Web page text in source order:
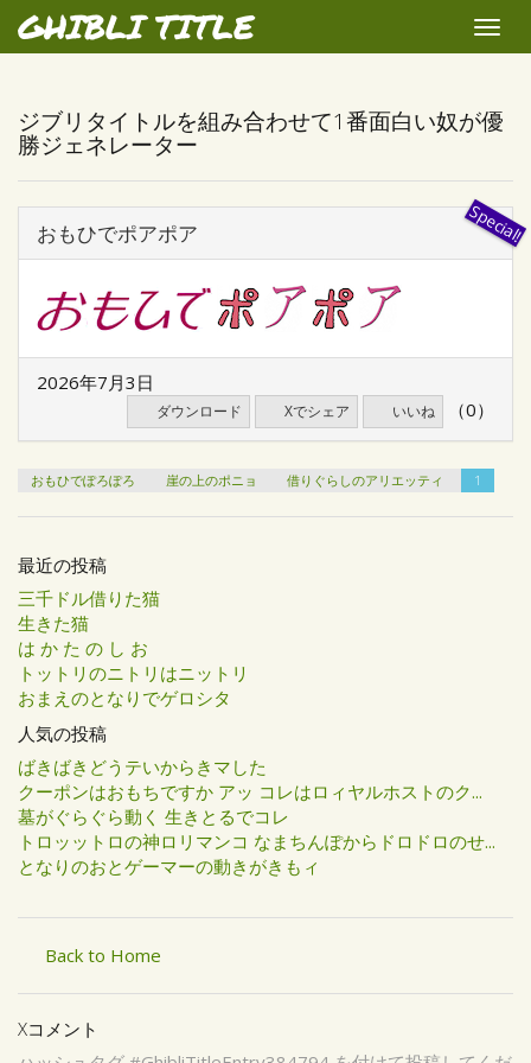
GHIBLI TITLE
Toggle
ジブリタイトルを組み合わせて1番面白い奴が優
勝ジェネレーター
おもひでポアポア
2026年7月3日
ダウンロード Xでシェア いいね （0）
おもひでぽろぽろ 崖の上のポニョ 借りぐらしのアリエッティ 1
最近の投稿
三千ドル借りた猫
生きた猫
は か た の し お
トットリのニトリはニットリ
おまえのとなりでゲロシタ
人気の投稿
ばきばきどうテいからきマした
クーポンはおもちですか アッ コレはロィヤルホストのク...
墓がぐらぐら動く 生きとるでコレ
トロッットロの神ロリマンコ なまちんぽからドロドロのせ...
となりのおとゲーマーの動きがきもィ
Back to Home
Xコメント